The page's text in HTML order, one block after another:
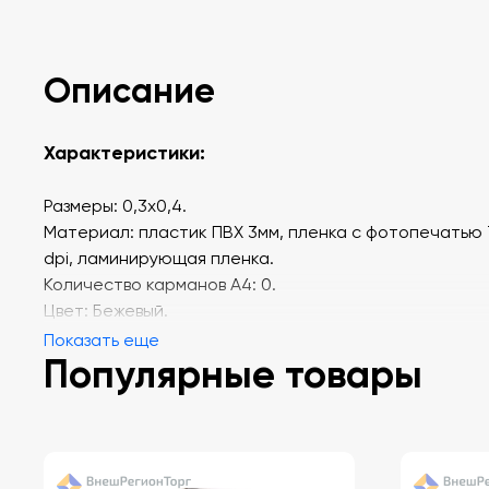
Описание
Характеристики:
Размеры: 0,3х0,4.
Материал: пластик ПВХ 3мм, пленка с фотопечатью
dpi, ламинирующая пленка.
Количество карманов А4: 0.
Цвет: Бежевый.
Показать еще
Популярные товары